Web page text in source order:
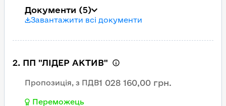
Документи (5)
Завантажити всі документи
2. ПП "ЛІДЕР АКТИВ"
Пропозиція, з ПДВ1 028 160,00 грн.
Переможець